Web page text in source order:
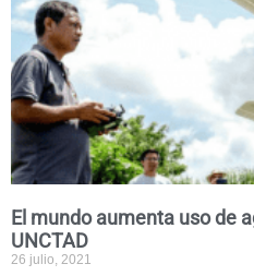
El mundo aumenta uso de
UNCTAD
26 julio, 2021